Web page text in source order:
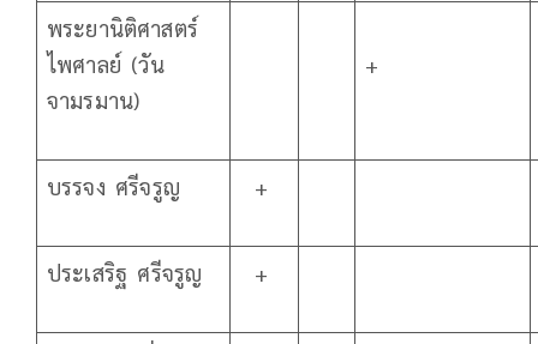
พระยานิติศาสตร์
ไพศาลย์ (วัน
จามรมาน)
+
บรรจง ศรีจรูญ +
ประเสริฐ ศรีจรูญ +